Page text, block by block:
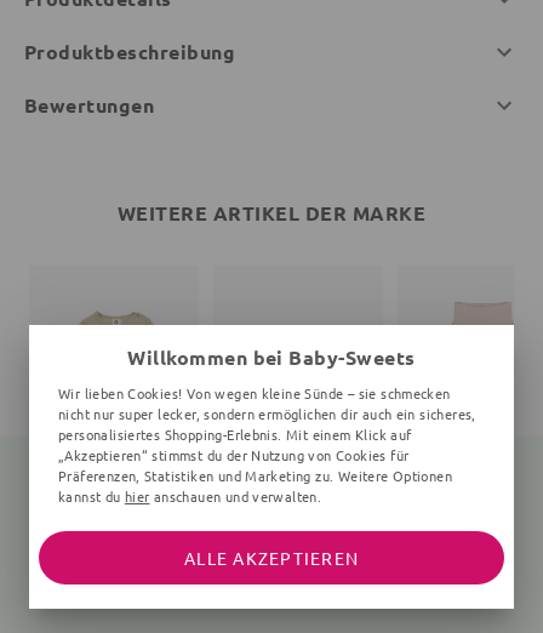
Produktbeschreibung
Bewertungen
WEITERE ARTIKEL DER MARKE
Langarmbody
Unifarben, beige
26,91 €
Print
25,35 € 27,90 €
Babyhose
Unifarben, rosa
24,90 €
Willkommen bei Baby-Sweets
Wir lieben Cookies! Von wegen kleine Sünde – sie schmecken
nicht nur super lecker, sondern ermöglichen dir auch ein sicheres,
personalisiertes Shopping-Erlebnis. Mit einem Klick auf
„Akzeptieren“ stimmst du der Nutzung von Cookies für
Präferenzen, Statistiken und Marketing zu. Weitere Optionen
kannst du hier anschauen und verwalten.
ALLE AKZEPTIEREN